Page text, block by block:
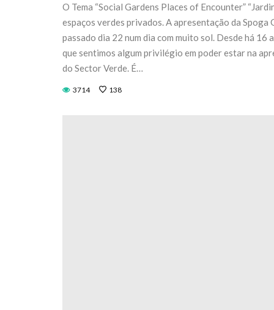
O Tema “Social Gardens Places of Encounter”
espaços verdes privados. A apresentação da
passado dia 22 num dia com muito sol. Desde há
que sentimos algum privilégio em poder estar na
do Sector Verde. É…
3714 138